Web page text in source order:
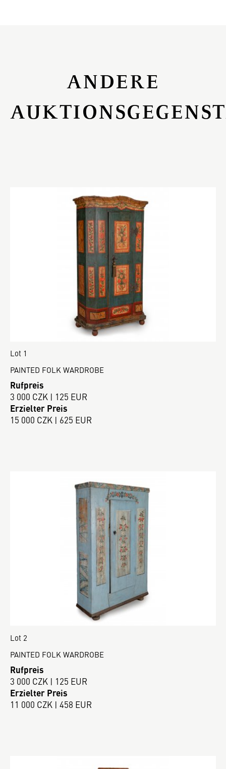
ANDERE
Lot 1
PAINTED FOLK WARDROBE
Rufpreis
3 000 CZK | 125 EUR
Erzielter Preis
15 000 CZK | 625 EUR
Lot 2
PAINTED FOLK WARDROBE
Rufpreis
3 000 CZK | 125 EUR
Erzielter Preis
11 000 CZK | 458 EUR